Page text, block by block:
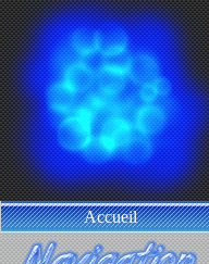
Accueil